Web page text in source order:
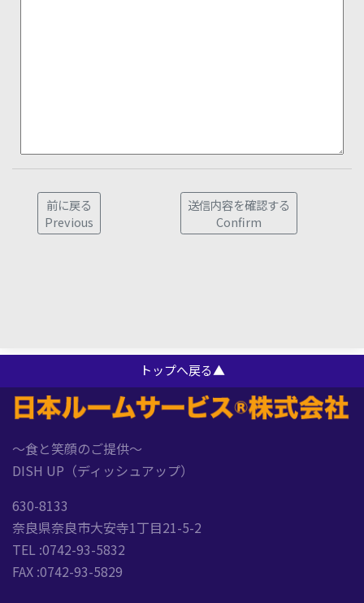
前に戻る
Previous
送信内容を確認する
Confirm
トップへ戻る▲
～食と笑顔のご提供～
DISH UP（ディッシュアップ）
630-8133
奈良県奈良市大安寺1丁目21-5-2
TEL :0742-93-5832
FAX :0742-93-5829